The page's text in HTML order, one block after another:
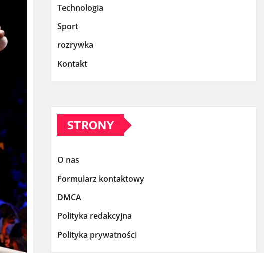
Technologia
Sport
rozrywka
Kontakt
STRONY
O nas
Formularz kontaktowy
DMCA
Polityka redakcyjna
Polityka prywatności